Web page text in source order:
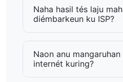
Naha hasil tés laju
diémbarkeun ku ISP?
Naon anu
internét kuring?